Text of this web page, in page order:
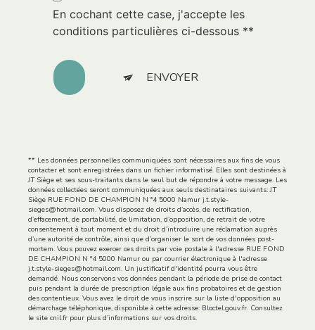
En cochant cette case, j'accepte les
conditions particulières ci-dessous **
ENVOYER
** Les données personnelles communiquées sont nécessaires aux fins de vous
contacter et sont enregistrées dans un fichier informatisé. Elles sont destinées à
J.T Siège et ses sous-traitants dans le seul but de répondre à votre message. Les
données collectées seront communiquées aux seuls destinataires suivants: J.T
Siège RUE FOND DE CHAMPION N °4 5000 Namur j.t.style-
sieges@hotmail.com. Vous disposez de droits d’accès, de rectification,
d’effacement, de portabilité, de limitation, d’opposition, de retrait de votre
consentement à tout moment et du droit d’introduire une réclamation auprès
d’une autorité de contrôle, ainsi que d’organiser le sort de vos données post-
mortem. Vous pouvez exercer ces droits par voie postale à l'adresse RUE FOND
DE CHAMPION N °4 5000 Namur ou par courrier électronique à l'adresse
j.t.style-sieges@hotmail.com. Un justificatif d'identité pourra vous être
demandé. Nous conservons vos données pendant la période de prise de contact
puis pendant la durée de prescription légale aux fins probatoires et de gestion
des contentieux. Vous avez le droit de vous inscrire sur la liste d'opposition au
démarchage téléphonique, disponible à cette adresse: Bloctel.gouv.fr. Consultez
le site cnil.fr pour plus d’informations sur vos droits.